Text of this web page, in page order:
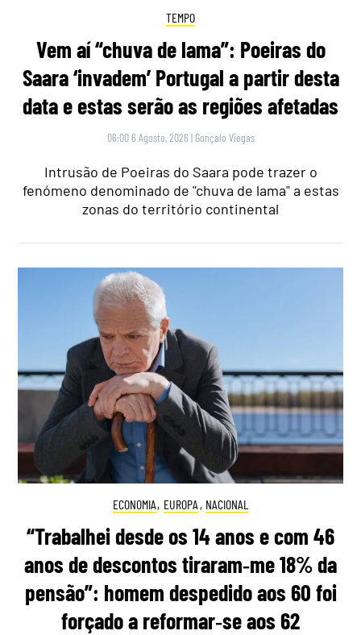
TEMPO
Vem aí “chuva de lama”: Poeiras do
Saara ‘invadem’ Portugal a partir desta
data e estas serão as regiões afetadas
06:00 6 Agosto, 2026 | Gonçalo Viegas
Intrusão de Poeiras do Saara pode trazer o
fenómeno denominado de "chuva de lama" a estas
zonas do território continental
ECONOMIA, EUROPA , NACIONAL
“Trabalhei desde os 14 anos e com 46
anos de descontos tiraram‑me 18% da
pensão”: homem despedido aos 60 foi
forçado a reformar‑se aos 62